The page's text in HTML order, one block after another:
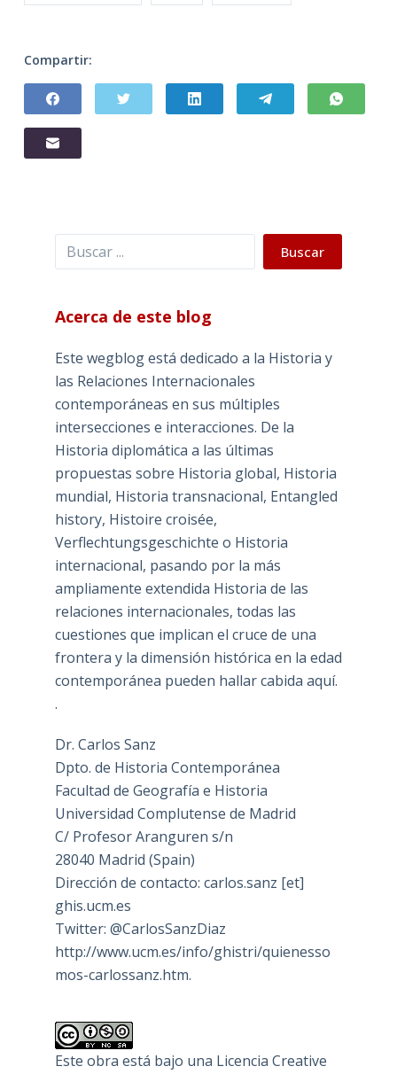
Compartir:
Buscar Buscar
Acerca de este blog
Este wegblog está dedicado a la Historia y
las Relaciones Internacionales
contemporáneas en sus múltiples
intersecciones e interacciones. De la
Historia diplomática a las últimas
propuestas sobre Historia global, Historia
mundial, Historia transnacional, Entangled
history, Histoire croisée,
Verflechtungsgeschichte o Historia
internacional, pasando por la más
ampliamente extendida Historia de las
relaciones internacionales, todas las
cuestiones que implican el cruce de una
frontera y la dimensión histórica en la edad
contemporánea pueden hallar cabida aquí.
.
Dr. Carlos Sanz
Dpto. de Historia Contemporánea
Facultad de Geografía e Historia
Universidad Complutense de Madrid
C/ Profesor Aranguren s/n
28040 Madrid (Spain)
Dirección de contacto: carlos.sanz [et]
ghis.ucm.es
Twitter: @CarlosSanzDiaz
http://www.ucm.es/info/ghistri/quienesso
mos-carlossanz.htm.
Este obra está bajo una Licencia Creative